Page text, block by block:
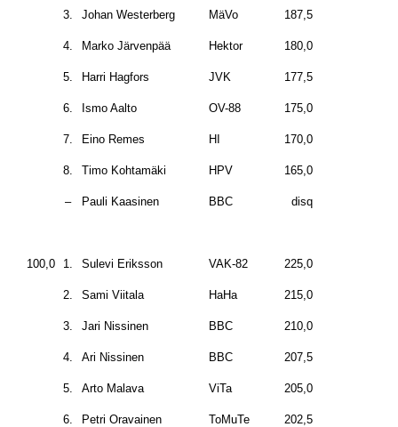
3. Johan Westerberg MäVo 187,5
4. Marko Järvenpää Hektor 180,0
5. Harri Hagfors JVK 177,5
6. Ismo Aalto OV-88 175,0
7. Eino Remes HI 170,0
8. Timo Kohtamäki HPV 165,0
– Pauli Kaasinen BBC disq
100,0 1. Sulevi Eriksson VAK-82 225,0
2. Sami Viitala HaHa 215,0
3. Jari Nissinen BBC 210,0
4. Ari Nissinen BBC 207,5
5. Arto Malava ViTa 205,0
6. Petri Oravainen ToMuTe 202,5